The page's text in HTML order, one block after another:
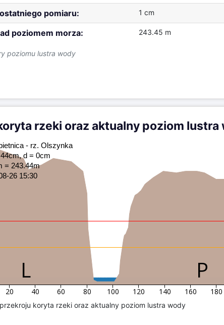
poziomu lustra wody
pomiaru: 1 cm
poziomem morza: 243.45 m
rzeki oraz aktualny poziom lustra
20 40 60 80 100 120 140 160 180
- rz. Olszynka
d = 0cm
= 243.44m
26 15:30
koryta rzeki oraz aktualny poziom lustra wody